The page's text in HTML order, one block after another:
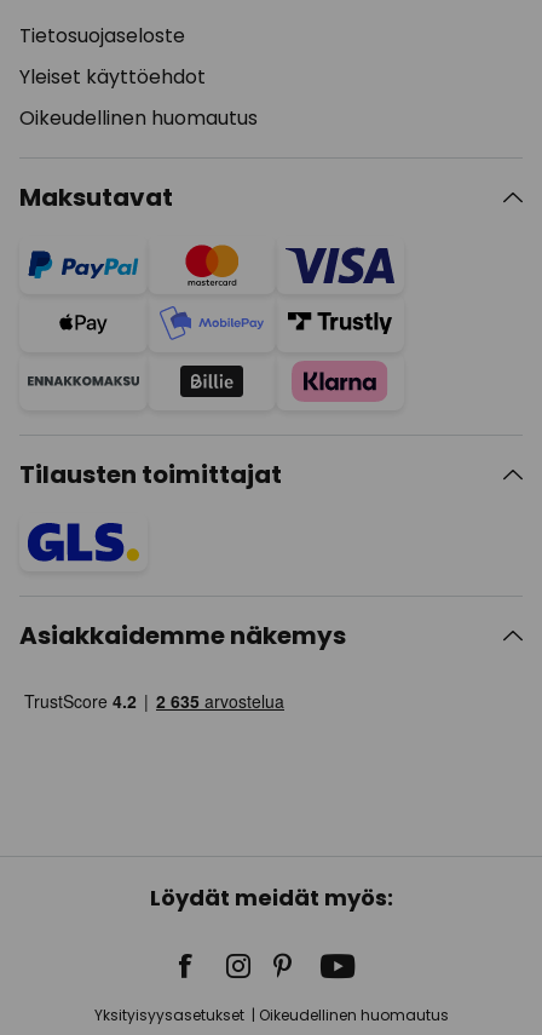
Tietosuojaseloste
Yleiset käyttöehdot
Oikeudellinen huomautus
Maksutavat
Tilausten toimittajat
Asiakkaidemme näkemys
Löydät meidät myös:
Yksityisyysasetukset Oikeudellinen huomautus